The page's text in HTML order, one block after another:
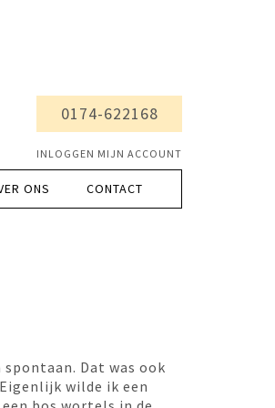
0174-622168
INLOGGEN MIJN ACCOUNT
ONS CONTACT
Dat was ook
wilde ik een